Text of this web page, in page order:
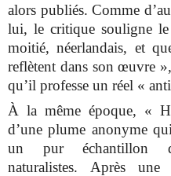
alors publiés. Comme
lui, le critique souligne
moitié, néerlandais, et
reflètent dans son œuvre
qu’il professe un réel «
À la même époque, «
d’une plume anonyme
un pur échantillon
naturalistes. Après une